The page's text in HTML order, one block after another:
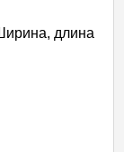
длина